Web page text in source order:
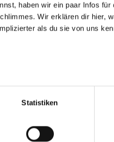
haben wir ein paar Infos
Wir erklären dir hier,
als du sie von uns
(„Notwendig“), um von dir bei
Zugriffe auf unsere Webseite
an unsere Partner für
zusammen, die du ihnen
Statistiken
KG
21079
1869